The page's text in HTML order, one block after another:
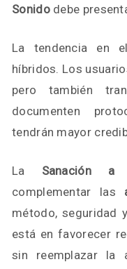
Sonidodebe
La tendencia en
híbridos. Los
pero también
documenten
tendrán mayor
La Sanación
complementar las
método, seguridad
está en favorecer
sin reemplazar la